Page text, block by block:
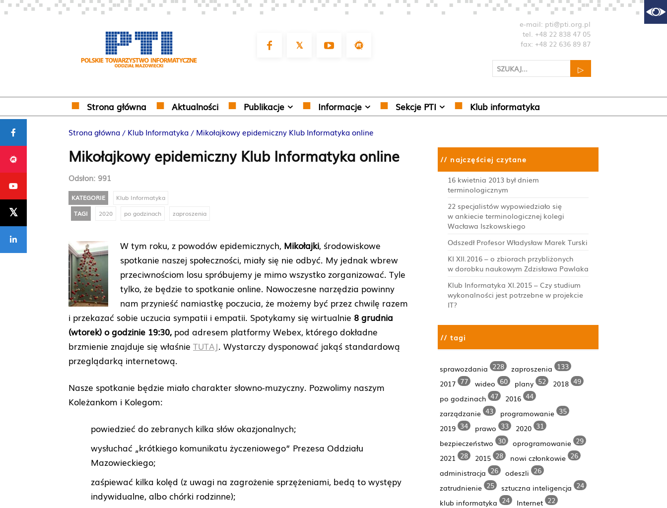
e-mail: pti@pti.org.pl
tel. +48 22 838 47 05
fax: +48 22 636 89 87
SZUKAJ... ▷
Strona główna Aktualności Publikacje Informacje Sekcje PTI Klub informatyka
Strona główna Klub Informatyka Mikołajkowy epidemiczny Klub Informatyka online
Mikołajkowy epidemiczny Klub Informatyka online
Odsłon: 991
KATEGORIE
Klub Informatyka
TAGI
2020 po godzinach zaproszenia
W tym roku, z powodów epidemicznych, Mikołajki, środowiskowe
spotkanie naszej społeczności, miały się nie odbyć. My jednak wbrew
przeciwnościom losu spróbujemy je mimo wszystko zorganizować. Tyle
tylko, że będzie to spotkanie online. Nowoczesne narzędzia powinny
nam przynieść namiastkę poczucia, że możemy być przez chwilę razem
i przekazać sobie uczucia sympatii i empatii. Spotykamy się wirtualnie 8 grudnia
(wtorek) o godzinie 19:30, pod adresem platformy Webex, którego dokładne
brzmienie znajduje się właśnie TUTAJ. Wystarczy dysponować jakąś standardową
przeglądarką internetową.
Nasze spotkanie będzie miało charakter słowno-muzyczny. Pozwolimy naszym
Koleżankom i Kolegom:
powiedzieć do zebranych kilka słów okazjonalnych;
wysłuchać „krótkiego komunikatu życzeniowego” Prezesa Oddziału
Mazowieckiego;
zaśpiewać kilka kolęd (z uwagi na zagrożenie sprzężeniami, bedą to występy
indywidualne, albo chórki rodzinne);
// najczęściej czytane
16 kwietnia 2013 był dniem
terminologicznym
22 specjalistów wypowiedziało się
w ankiecie terminologicznej kolegi
Wacława Iszkowskiego
Odszedł Profesor Władysław Marek Turski
KI XII.2016 – o zbiorach przybliżonych
w dorobku naukowym Zdzisława Pawlaka
Klub Informatyka XI.2015 – Czy studium
wykonalności jest potrzebne w projekcie
IT?
// tagi
sprawozdania 228 zaproszenia 133
2017 77 wideo 60 plany 52 2018 49
po godzinach 47 2016 44
zarządzanie 43 programowanie 35
2019 34 prawo 33 2020 31
bezpieczeństwo 30 oprogramowanie 29
2021 28 2015 28 nowi członkowie 26
administracja 26 odeszli 26
zatrudnienie 25 sztuczna inteligencja 24
klub informatyka 24 Internet 22